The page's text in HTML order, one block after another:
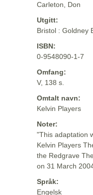
Carleton, Don
Utgitt:
Bristol : Goldney
ISBN:
0-9548090-1-7
Omfang:
V, 138 s.
Omtalt navn:
Kelvin Players
Noter:
"This adaptation
Kelvin Players
the Redgrave
on 31 March
Språk:
Engelsk